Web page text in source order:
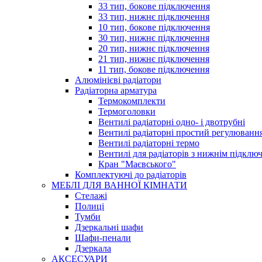
33 тип, бокове підключення
33 тип, нижнє підключення
10 тип, бокове підключення
30 тип, нижнє підключення
20 тип, нижнє підключення
21 тип, нижнє підключення
11 тип, бокове підключення
Алюмінієві радіатори
Радіаторна арматура
Термокомплекти
Термоголовки
Вентилі радіаторні одно- і двотрубні
Вентилі радіаторні простий
Вентилі радіаторні термо
Вентилі для радіаторів з нижнім
Кран "Маєвського"
Комплектуючі до радіаторів
МЕБЛІ ДЛЯ ВАННОЇ КІМНАТИ
Стелажі
Полиці
Тумби
Дзеркальні шафи
Шафи-пенали
Дзеркала
АКСЕСУАРИ